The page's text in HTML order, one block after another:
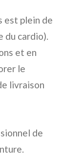
est plein de
du cardio).
et en
le
livraison
de